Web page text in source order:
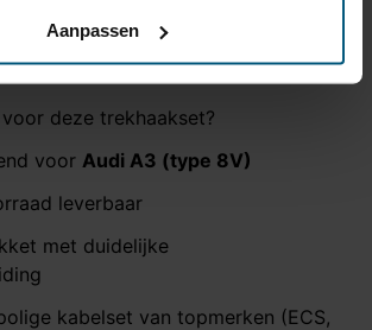
Aanpassen
is speciaal geschikt voor de
wordt geleverd met alle benodigde
deze trekhaakset?
voor Audi A3 (type 8V)
leverbaar
met duidelijke
kabelset van topmerken (ECS,